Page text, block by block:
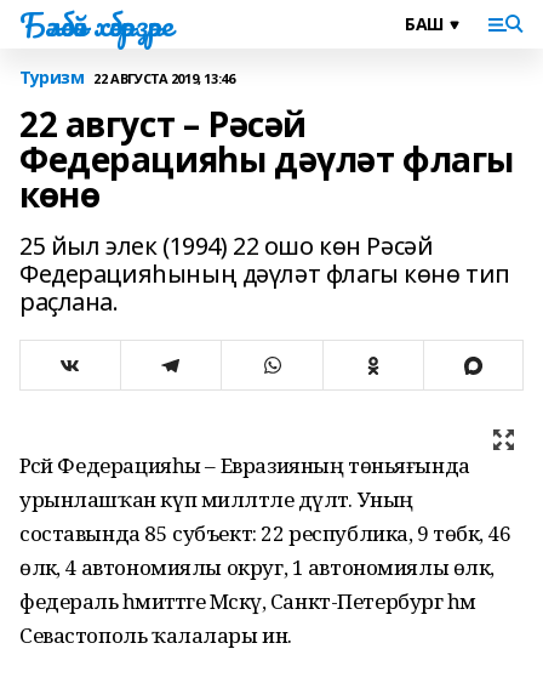
Бәләбәй хәбәрҙәре
Туризм 22 АВГУСТА 2019, 13:46
22 август – Рәсәй
Федерацияһы дәүләт флагы
көнө
25 йыл элек (1994) 22 ошо көн Рәсәй
Федерацияһының дәүләт флагы көнө тип
раҫлана.
Рәсәй Федерацияһы – Евразияның төньяғында
урынлашҡан күп милләтле дәүләт. Уның
составында 85 субъект: 22 республика, 9 төбәк, 46
өлкә, 4 автономиялы округ, 1 автономиялы өлкә,
федераль әһәмиәттәге Мәскәү, Санкт-Петербург һәм
Севастополь ҡалалары инә.